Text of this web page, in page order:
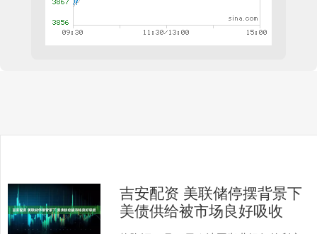
吉安配资 美联储停摆背景下
美债供给被市场良好吸收